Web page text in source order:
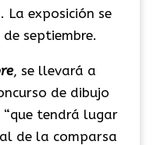
La exposición se
septiembre.
, se llevará a
de dibujo
tendrá lugar
de la comparsa